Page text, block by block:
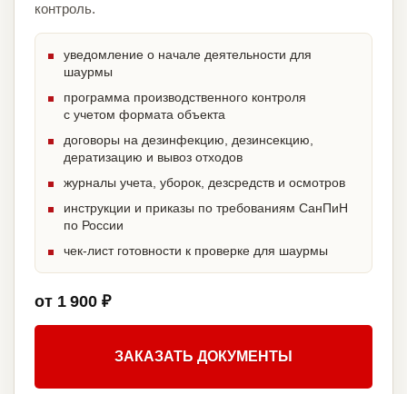
контроль.
уведомление о начале деятельности для
шаурмы
программа производственного контроля
с учетом формата объекта
договоры на дезинфекцию, дезинсекцию,
дератизацию и вывоз отходов
журналы учета, уборок, дезсредств и осмотров
инструкции и приказы по требованиям СанПиН
по России
чек-лист готовности к проверке для шаурмы
от 1 900 ₽
ЗАКАЗАТЬ ДОКУМЕНТЫ